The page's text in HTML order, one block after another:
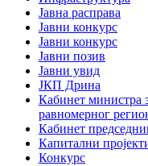
Јавна расправа
Јавни конкурс
Јавни конкурс
Јавни позив
Јавни увид
ЈКП Дрина
Кабинет министра
равномерног
Кабинет
Капитални
Конкурс